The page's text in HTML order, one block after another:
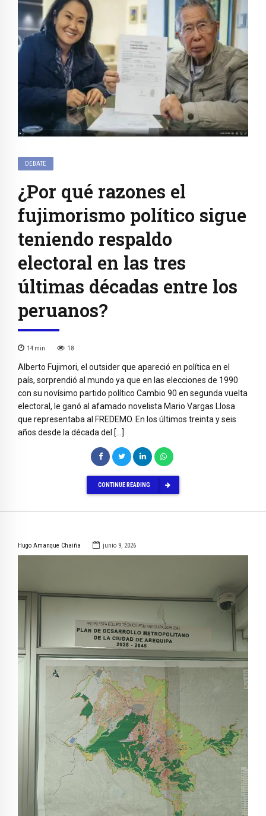
DEBATE
¿Por qué razones el
fujimorismo político sigue
teniendo respaldo
electoral en las tres
últimas décadas entre los
peruanos?
14 min 18
Alberto Fujimori, el outsider que apareció en política en el
país, sorprendió al mundo ya que en las elecciones de 1990
con su novísimo partido político Cambio 90 en segunda vuelta
electoral, le ganó al afamado novelista Mario Vargas Llosa
que representaba al FREDEMO. En los últimos treinta y seis
años desde la década del […]
CONTINUE READING
Hugo Amanque Chaiña junio 9, 2026